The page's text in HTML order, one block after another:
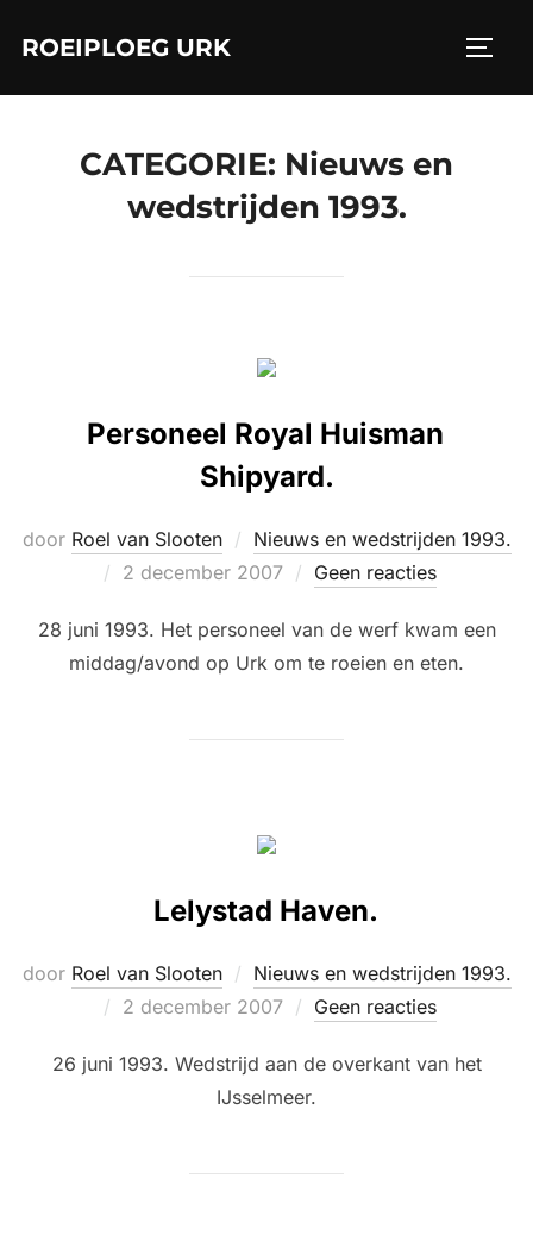
naarROEIPLOEG URK
CATEGORIE: Nieuws en
wedstrijden 1993.
Personeel Royal Huisman
Shipyard.
door Roel van Slooten
Nieuws en wedstrijden 1993.
Geplaatst
2 december 2007 Geen reacties
28 juni 1993. Het personeel van de werf kwam een
middag/avond op Urk om te roeien en eten.
Lelystad Haven.
door Roel van Slooten
Nieuws en wedstrijden 1993.
Geplaatst
2 december 2007 Geen reacties
26 juni 1993. Wedstrijd aan de overkant van het
IJsselmeer.